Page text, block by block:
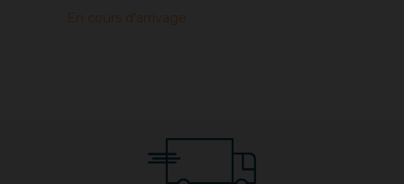
En cours d'arrivage